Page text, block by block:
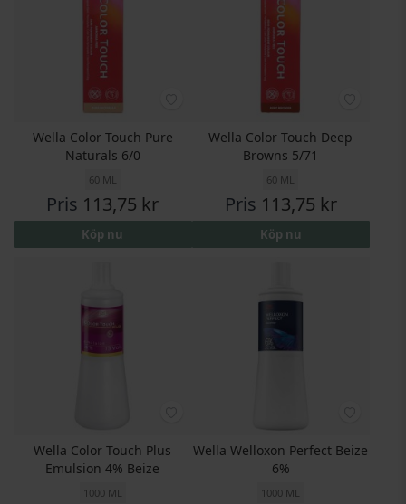
Wella Color Touch Pure
Naturals 6/0
60 ML
Pris 113,75 kr
Köp nu
Wella Color Touch Deep
Browns 5/71
60 ML
Pris 113,75 kr
Köp nu
Wella Color Touch Plus
Emulsion 4% Beize
1000 ML
Wella Welloxon Perfect Beize
6%
1000 ML